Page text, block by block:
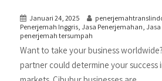
Januari 24, 2025
Penerjemah Inggris Jasa Penerjemahan
penerjemah tersumpah
Want to take your business
partner could determine your success